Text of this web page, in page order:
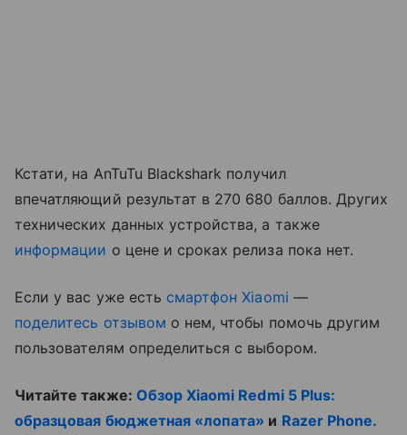
Кстати, на AnTuTu Blackshark получил
впечатляющий результат в 270 680 баллов. Других
технических данных устройства, а также
информации о цене и сроках релиза пока нет.
Если у вас уже есть смартфон Xiaomi —
поделитесь отзывом о нем, чтобы помочь другим
пользователям определиться с выбором.
Читайте также: Обзор Xiaomi Redmi 5 Plus:
образцовая бюджетная «лопата» и Razer Phone.